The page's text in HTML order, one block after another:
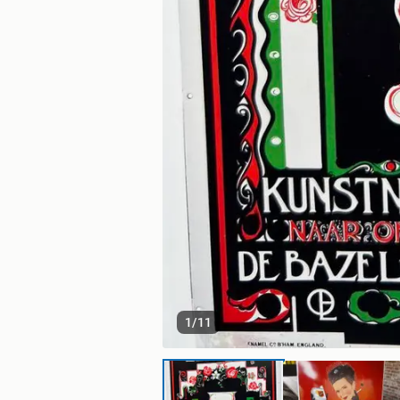
1/11